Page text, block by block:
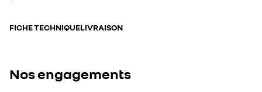
FICHE TECHNIQUELIVRAISON
Nos engagements